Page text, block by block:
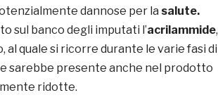
dannose per la salute.
sul banco degli imputati l’acrilammide,
quale si ricorre durante le varie fasi di
sarebbe presente anche nel prodotto
ridotte.